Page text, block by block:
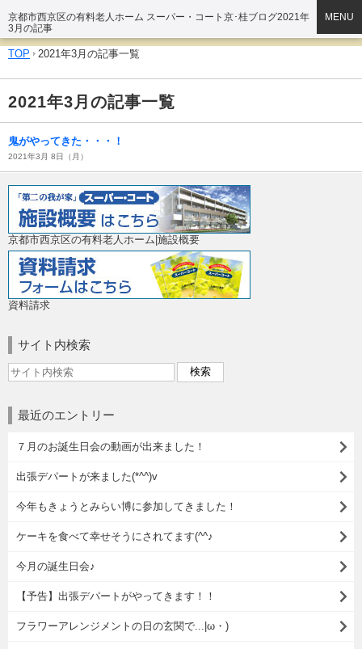
京都市西京区の有料老人ホーム スーパー・コート京･桂ブログ2021年
3月の記事
MENU
TOP 2021年3月の記事一覧
2021年3月の記事一覧
鬼がやってきた・・・！
2021年3月 8日（月）
京都市西京区の有料老人ホーム|施設概要
資料請求
サイト内検索
最近のエントリー
７月のお誕生日会の動画が出来ました！
出張デパートが来ました(*^^)v
今年もきょうとみらい博に参加してきました！
ケーキを食べて幸せそうにされてます(^^♪
今月の誕生日会♪
【予告】出張デパートがやってきます！！
フラワーアレンジメントの日の玄関で...|ω・)